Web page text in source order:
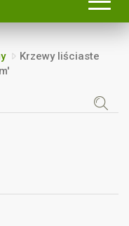
Krzewy liściaste